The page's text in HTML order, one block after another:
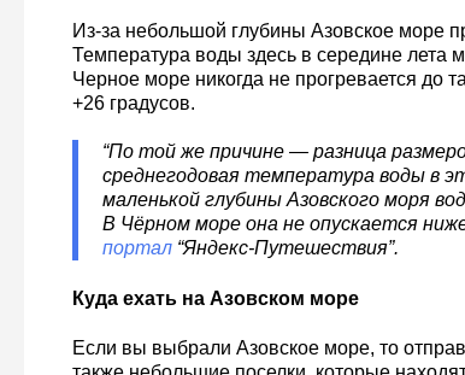
Из-за небольшой глубины Азовское море
Температура воды здесь в середине лета
Черное море никогда не прогревается до
+26 градусов.
“По той же причине — разница
среднегодовая температура воды в
маленькой глубины Азовского моря
В Чёрном море она не опускается
портал “Яндекс-Путешествия”.
Куда ехать на Азовском море
Если вы выбрали Азовское море, то